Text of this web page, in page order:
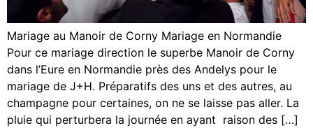
Mariage au Manoir de Corny Mariage en Normandie
Pour ce mariage direction le superbe Manoir de Corny
dans l’Eure en Normandie près des Andelys pour le
mariage de J+H. Préparatifs des uns et des autres, au
champagne pour certaines, on ne se laisse pas aller. La
pluie qui perturbera la journée en ayant raison des […]